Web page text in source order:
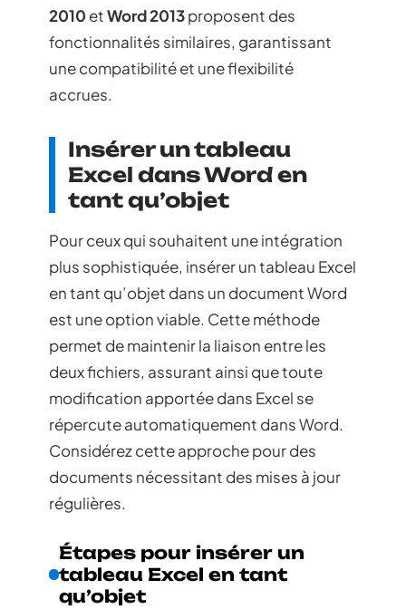
2010 etWord 2013proposent des
fonctionnalités similaires, garantissant
une compatibilité et une flexibilité
accrues.
Insérer un tableau
Excel dans Word en
tant qu’objet
Pour ceux qui souhaitent une intégration
plus sophistiquée, insérer un tableau Excel
en tant qu’objet dans un document Word
est une option viable. Cette méthode
permet de maintenir la liaison entre les
deux fichiers, assurant ainsi que toute
modification apportée dans Excel se
répercute automatiquement dans Word.
Considérez cette approche pour des
documents nécessitant des mises à jour
régulières.
Étapes pour insérer un
tableau Excel en tant
qu’objet